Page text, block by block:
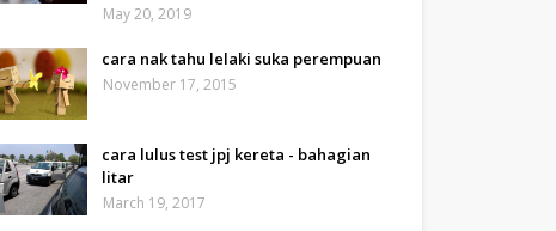
May 20, 2019
cara nak tahu lelaki suka perempuan
November 17, 2015
cara lulus test jpj kereta - bahagian
litar
March 19, 2017